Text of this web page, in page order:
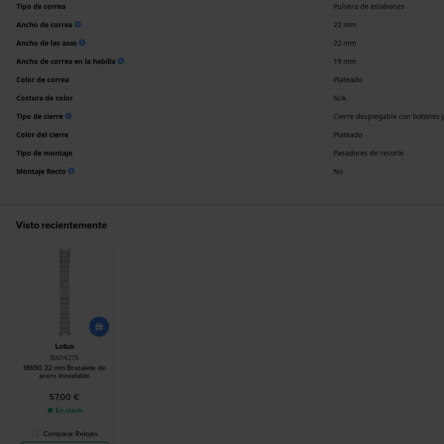
Tipo de correa
Pulsera de eslabones
Ancho de correa
22 mm
Ancho de las asas
22 mm
Ancho de correa en la hebilla
19 mm
Color de correa
Plateado
Costura de color
N/A
Tipo de cierre
Cierre desplegable con botones
Color del cierre
Plateado
Tipo de montaje
Pasadores de resorte
Montaje Recto
No
Visto recientemente
Lotus
BA04275
18690 22 mm Brazalete de
acero inoxidable
57,00 €
● En stock
Comparar Relojes